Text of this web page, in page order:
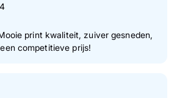
print kwaliteit, zuiver gesneden,
competitieve prijs!